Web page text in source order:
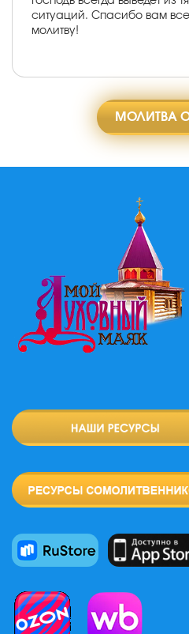
ситуаций. Спасибо вам
молитву!
МОЛИТВА О